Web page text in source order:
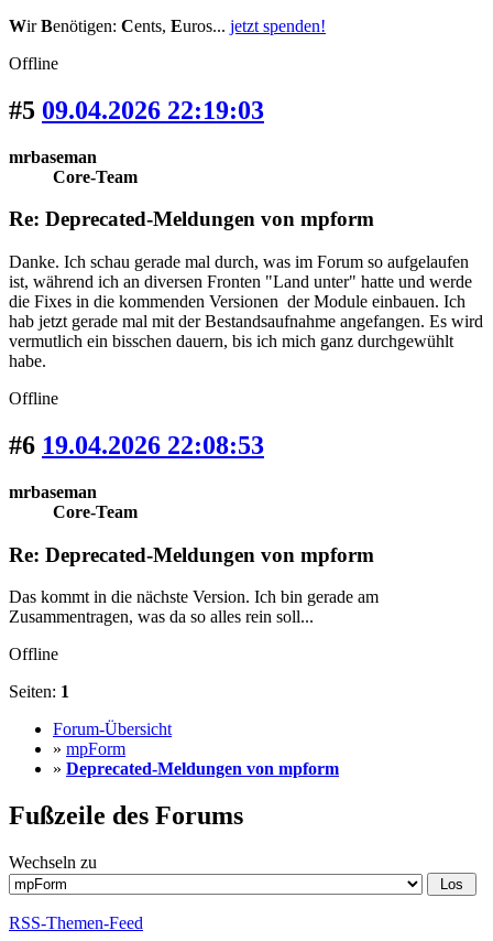
WirBenötigen: Cents, Euros... jetzt spenden!
Offline
#5 09.04.2026 22:19:03
mrbaseman
Core-Team
Re: Deprecated-Meldungen von mpform
Danke. Ich schau gerade mal durch, was im Forum so aufgelaufen
ist, während ich an diversen Fronten "Land unter" hatte und werde
die Fixes in die kommenden Versionen der Module einbauen. Ich
hab jetzt gerade mal mit der Bestandsaufnahme angefangen. Es wird
vermutlich ein bisschen dauern, bis ich mich ganz durchgewühlt
habe.
Offline
#6 19.04.2026 22:08:53
mrbaseman
Core-Team
Re: Deprecated-Meldungen von mpform
Das kommt in die nächste Version. Ich bin gerade am
Zusammentragen, was da so alles rein soll...
Offline
Seiten: 1
Forum-Übersicht
» mpForm
» Deprecated-Meldungen von mpform
Fußzeile des Forums
Wechseln zu
RSS-Themen-Feed